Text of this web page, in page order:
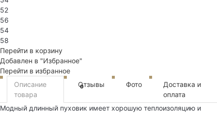
52
56
54
58
Перейти в корзину
Добавлен в "Избранное"
Перейти в избранное
Описание
товара
Отзывы
0 Фото
Доставка и
оплата
Модный длинный пуховик имеет хорошую теплоизоляцию и